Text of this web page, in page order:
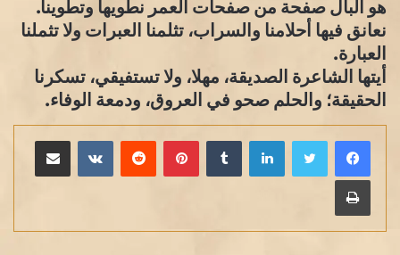
هو البال صفحة من صفحات العمر نطويها وتطوينا.
نعانق فيها أحلامنا والسراب، تثلمنا العبرات ولا تثملنا
العبارة.
أيتها الشاعرة الصديقة، مهلا، ولا تستفيقي، تسكرنا
الحقيقة؛ والحلم صحو في العروق، ودمعة الوفاء.
لينكدإن بينتيريست مشاركة عبر البريد
طباعة